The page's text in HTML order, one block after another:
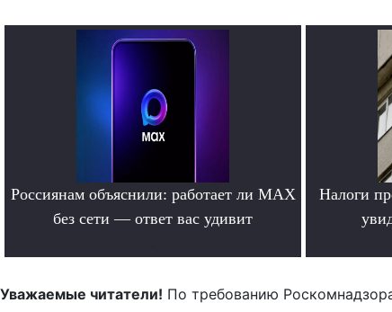
Россиянам объяснили: работает ли MAX
без сети — ответ вас удивит
Налоги
Уважаемые читатели! По требованию